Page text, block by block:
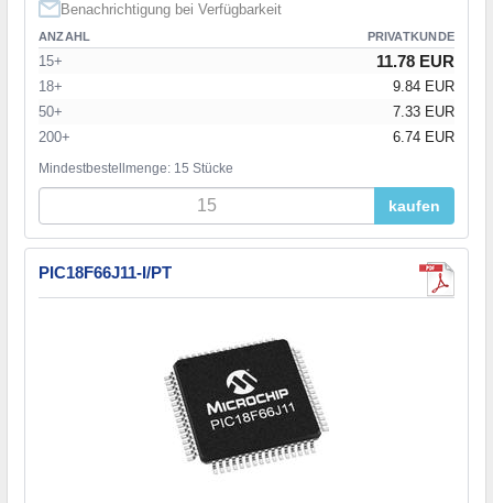
Benachrichtigung bei Verfügbarkeit
ANZAHL PRIVATKUNDE
15+ 11.78 EUR
18+
9.84 EUR
50+
7.33 EUR
200+
6.74 EUR
Mindestbestellmenge: 15 Stücke
kaufen
PIC18F66J11-I/PT